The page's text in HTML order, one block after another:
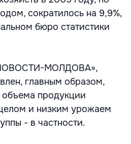
сократилось на 9,9%,
бюро статистики
МОЛДОВА»,
главным образом,
объема продукции
и низким урожаем
- в частности.